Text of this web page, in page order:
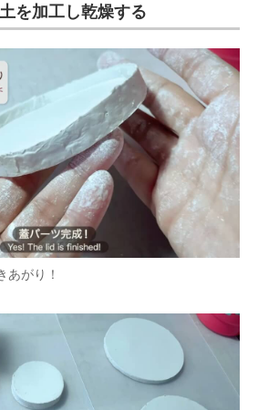
を加工し乾燥する
あがり！